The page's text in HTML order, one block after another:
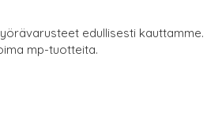
edullisesti kauttamme.
mp-tuotteita.